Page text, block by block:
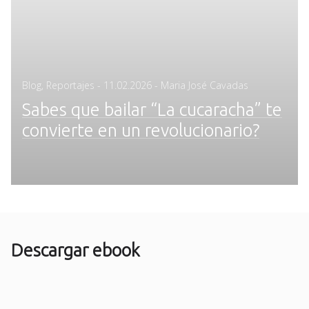
Blog Reportajes - Posted
11.02.2026 - Maria José Cavadas
Sabes que bailar “La cucaracha” te
convierte en un revolucionario?
Descargar ebook